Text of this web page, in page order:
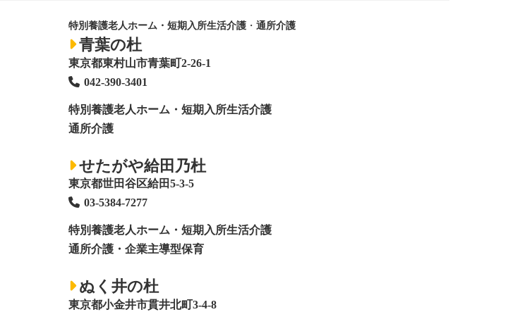
特別養護老人ホーム・短期入所生活介護 ・ 通所介護
青葉の杜
東京都東村山市青葉町2-26-1
042-390-3401
特別養護老人ホーム ・短期入所生活介護
通所介護
せたがや給田乃杜
東京都世田谷区給田5-3-5
03-5384-7277
特別養護老人ホーム ・短期入所生活介護
通所介護・企業主導型保育
ぬく井の杜
東京都小金井市貫井北町3-4-8